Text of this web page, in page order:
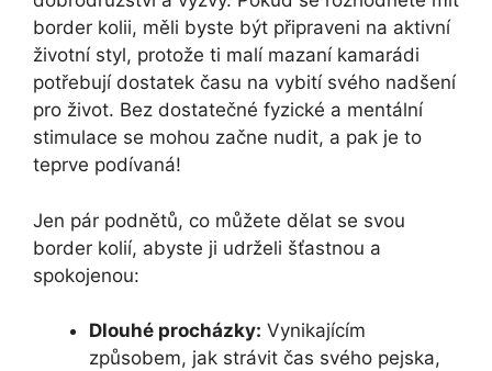
border kolii, měli byste být připraveni na aktivní
životní styl, protože ti malí mazaní kamarádi
potřebují dostatek času na vybití svého nadšení
pro život. Bez dostatečné fyzické a mentální
stimulace se mohou začne nudit, a pak je to
teprve podívaná!
Jen pár podnětů, co můžete dělat se svou
border kolií, abyste ji udrželi šťastnou a
spokojenou:
Dlouhé procházky: Vynikajícím
způsobem, jak strávit čas svého pejska,